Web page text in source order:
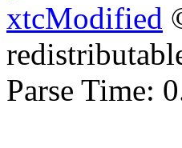
xtcModified
Parse Time: